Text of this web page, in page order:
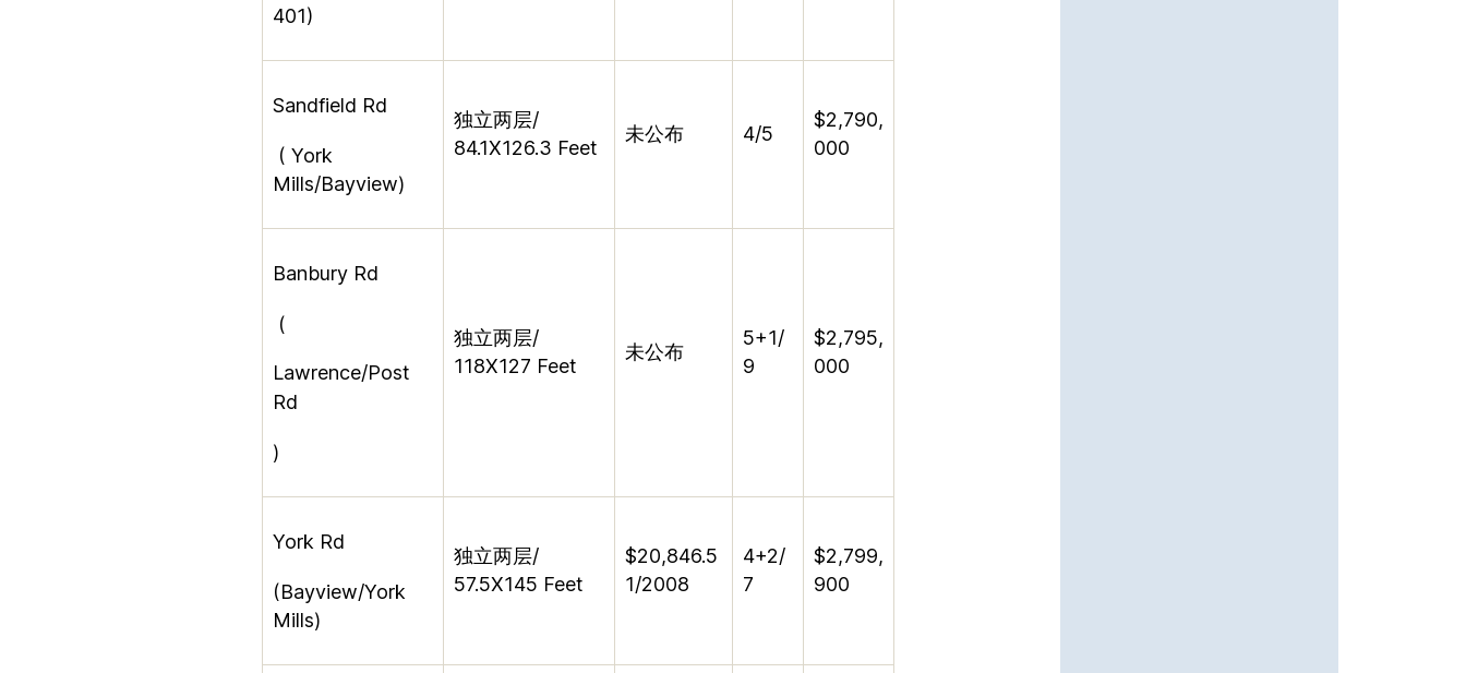
401)
Sandfield Rd
( York
Mills/Bayview)
独立两层/
84.1X126.3 Feet
未公布 4/5
$2,790,
000
Banbury Rd
(
Lawrence/Post
Rd
)
独立两层/
118X127 Feet
未公布
5+1/
9
$2,795,
000
York Rd
(Bayview/York
Mills)
独立两层/
57.5X145 Feet
$20,846.5
1/2008
4+2/
7
$2,799,
900